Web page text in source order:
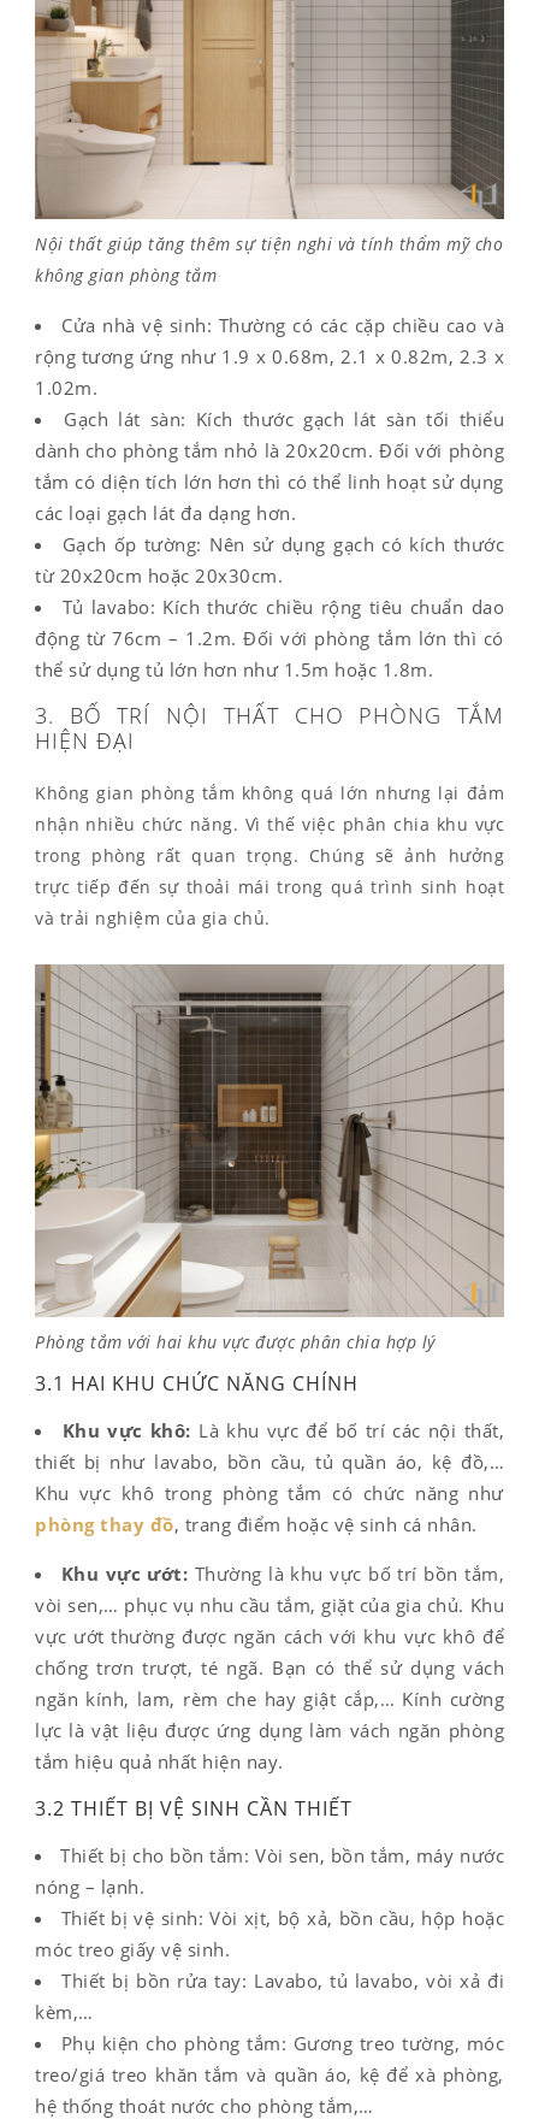
Nội thất giúp tăng thêm sự tiện nghi và tính thẩm mỹ cho
không gian phòng tắm
Cửa nhà vệ sinh: Thường có các cặp chiều cao và
rộng tương ứng như 1.9 x 0.68m, 2.1 x 0.82m, 2.3 x
1.02m.
Gạch lát sàn: Kích thước gạch lát sàn tối thiểu
dành cho phòng tắm nhỏ là 20x20cm. Đối với phòng
tắm có diện tích lớn hơn thì có thể linh hoạt sử dụng
các loại gạch lát đa dạng hơn.
Gạch ốp tường: Nên sử dụng gạch có kích thước
từ 20x20cm hoặc 20x30cm.
Tủ lavabo: Kích thước chiều rộng tiêu chuẩn dao
động từ 76cm – 1.2m. Đối với phòng tắm lớn thì có
thể sử dụng tủ lớn hơn như 1.5m hoặc 1.8m.
3. BỐ TRÍ NỘI THẤT CHO PHÒNG TẮM
HIỆN ĐẠI
Không gian phòng tắm không quá lớn nhưng lại đảm
nhận nhiều chức năng. Vì thế việc phân chia khu vực
trong phòng rất quan trọng. Chúng sẽ ảnh hưởng
trực tiếp đến sự thoải mái trong quá trình sinh hoạt
và trải nghiệm của gia chủ.
Phòng tắm với hai khu vực được phân chia hợp lý
3.1 HAI KHU CHỨC NĂNG CHÍNH
Khu vực khô: Là khu vực để bố trí các nội thất,
thiết bị như lavabo, bồn cầu, tủ quần áo, kệ đồ,…
Khu vực khô trong phòng tắm có chức năng như
phòng thay đồ, trang điểm hoặc vệ sinh cá nhân.
Khu vực ướt: Thường là khu vực bố trí bồn tắm,
vòi sen,… phục vụ nhu cầu tắm, giặt của gia chủ. Khu
vực ướt thường được ngăn cách với khu vực khô để
chống trơn trượt, té ngã. Bạn có thể sử dụng vách
ngăn kính, lam, rèm che hay giật cắp,… Kính cường
lực là vật liệu được ứng dụng làm vách ngăn phòng
tắm hiệu quả nhất hiện nay.
3.2 THIẾT BỊ VỆ SINH CẦN THIẾT
Thiết bị cho bồn tắm: Vòi sen, bồn tắm, máy nước
nóng – lạnh.
Thiết bị vệ sinh: Vòi xịt, bộ xả, bồn cầu, hộp hoặc
móc treo giấy vệ sinh.
Thiết bị bồn rửa tay: Lavabo, tủ lavabo, vòi xả đi
kèm,…
Phụ kiện cho phòng tắm: Gương treo tường, móc
treo/giá treo khăn tắm và quần áo, kệ để xà phòng,
hệ thống thoát nước cho phòng tắm,…